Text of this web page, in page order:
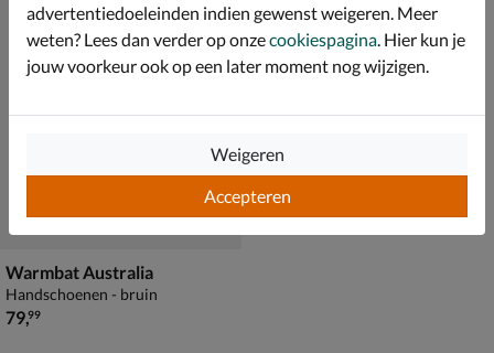
Warmbat Australia
Handschoenen - bruin
€ 79,99
79,99
advertentiedoeleinden indien gewenst weigeren. Meer
weten? Lees dan verder op onzecookiespagina . Hier kun je
jouw voorkeur ook op een later moment nog wijzigen.
Accepteren
Weigeren